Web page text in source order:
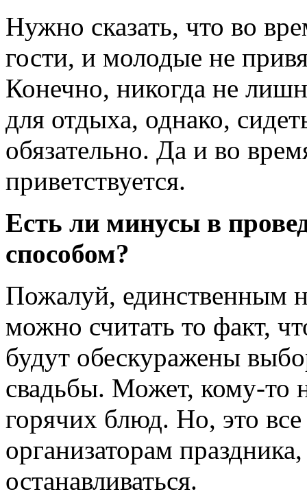
Нужно сказать, что во
гости, и молодые не
Конечно, никогда не
для отдыха, однако,
обязательно. Да и во
приветствуется.
Есть ли минусы в
способом?
Пожалуй, единственным
можно считать то факт,
будут обескуражены
свадьбы. Может, кому-то
горячих блюд. Но, это
организаторам
останавливаться.